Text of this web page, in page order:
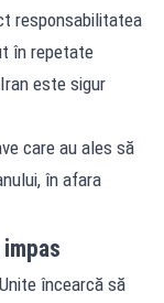
responsabilitatea
în repetate
este sigur
care au ales să
în afara
încearcă să